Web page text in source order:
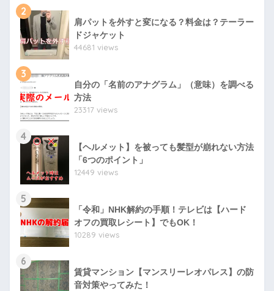
2
肩パットを外すと変になる？料金は？テーラー
ドジャケット
44681 views
3
自分の「名前のアナグラム」（意味）を調べる
方法
23317 views
4
【ヘルメット】を被っても髪型が崩れない方法
「6つのポイント」
12449 views
5
「令和」NHK解約の手順！テレビは【ハード
オフの買取レシート】でもOK！
10289 views
6
賃貸マンション【マンスリーレオパレス】の防
音対策やってみた！